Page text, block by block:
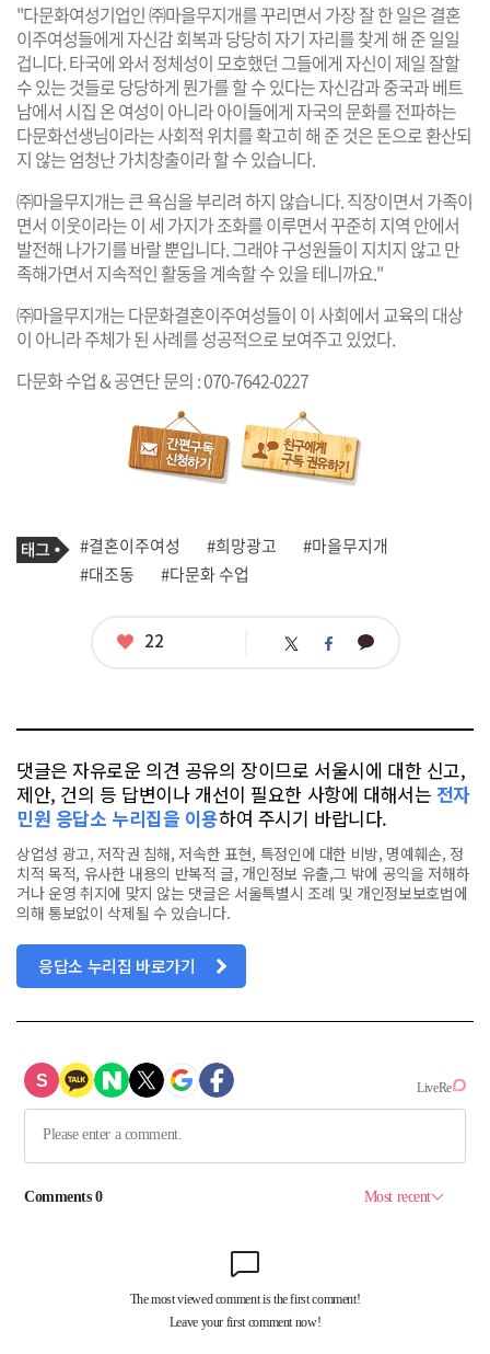
"다문화여성기업인 ㈜마을무지개를 꾸리면서 가장 잘 한 일은 결혼
이주여성들에게 자신감 회복과 당당히 자기 자리를 찾게 해 준 일일
겁니다. 타국에 와서 정체성이 모호했던 그들에게 자신이 제일 잘할
수 있는 것들로 당당하게 뭔가를 할 수 있다는 자신감과 중국과 베트
남에서 시집 온 여성이 아니라 아이들에게 자국의 문화를 전파하는
다문화선생님이라는 사회적 위치를 확고히 해 준 것은 돈으로 환산되
지 않는 엄청난 가치창출이라 할 수 있습니다.
㈜마을무지개는 큰 욕심을 부리려 하지 않습니다. 직장이면서 가족이
면서 이웃이라는 이 세 가지가 조화를 이루면서 꾸준히 지역 안에서
발전해 나가기를 바랄 뿐입니다. 그래야 구성원들이 지치지 않고 만
족해가면서 지속적인 활동을 계속할 수 있을 테니까요."
㈜마을무지개는 다문화결혼이주여성들이 이 사회에서 교육의 대상
이 아니라 주체가 된 사례를 성공적으로 보여주고 있었다.
다문화 수업 & 공연단 문의 : 070-7642-0227
기
사
관
련
태
그
#결혼이주여성 #희망광고
#마을무지개
#대조동
#다문화 수업
좋
22 트 페 카
댓글은 자유로운 의견 공유의 장이므로 서울시에 대한 신고,
제안, 건의 등 답변이나 개선이 필요한 사항에 대해서는 전자
민원 응답소 누리집을 이용하여 주시기 바랍니다.
상업성 광고, 저작권 침해, 저속한 표현, 특정인에 대한 비방, 명예훼손, 정
치적 목적, 유사한 내용의 반복적 글, 개인정보 유출,그 밖에 공익을 저해하
거나 운영 취지에 맞지 않는 댓글은 서울특별시 조례 및 개인정보보호법에
의해 통보없이 삭제될 수 있습니다.
응답소 누리집 바로가기